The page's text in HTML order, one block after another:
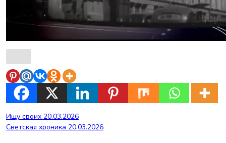
Навигация
по
Ищу своих 20.03.2026
Светская хроника 20.03.2026